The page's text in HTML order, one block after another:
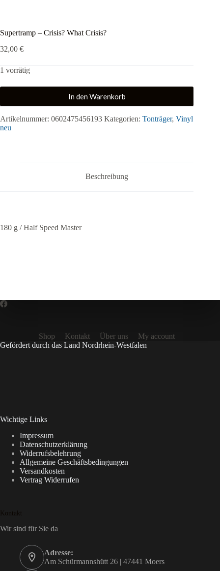
Supertramp – Crisis? What Crisis?
32,00 €
1 vorrätig
In den Warenkorb
Artikelnummer: 0602475456193 Kategorien: Tonträger, Vinyl
neu
Beschreibung
180 g / Half Speed Master
Shop Kontakt Über uns
My account
Gefördert durch das Land Nordrhein-Westfalen
Wichtige Links
Impressum
Datenschutzerklärung
Widerrufsbelehrung
Allgemeine Geschäftsbedingungen
Versandkosten
Vertrag Widerrufen
Kontakt
Wir sind für Sie da
Adresse:
Am Schürmannshütt 26 | 47441 Moers